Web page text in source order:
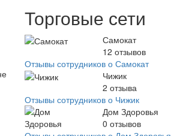
Торговые сети
Самокат
12 отзывов
Отзывы сотрудников о Самокат
Чижик
2 отзыва
Отзывы сотрудников о Чижик
Дом Здоровья
0 отзывов